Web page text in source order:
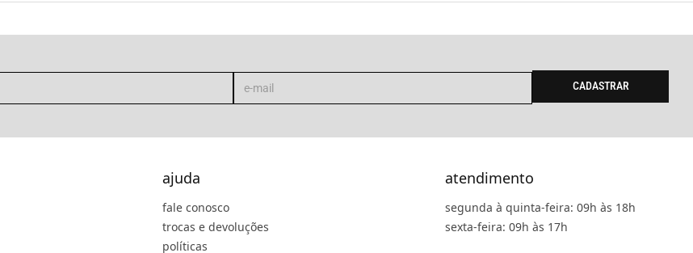
CADASTRAR
ajuda
fale conosco
trocas e devoluções
políticas
atendimento
segunda à quinta-feira: 09h às 18h
sexta-feira: 09h às 17h